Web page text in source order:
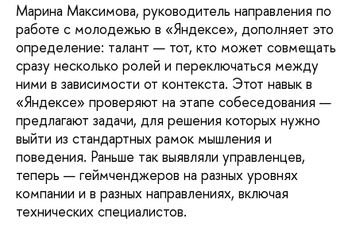
Марина Максимова, руководитель направления по
работе с молодежью в «Яндексе», дополняет это
определение: талант — тот, кто может совмещать
сразу несколько ролей и переключаться между
ними в зависимости от контекста. Этот навык в
«Яндексе» проверяют на этапе собеседования —
предлагают задачи, для решения которых нужно
выйти из стандартных рамок мышления и
поведения. Раньше так выявляли управленцев,
теперь — геймченджеров на разных уровнях
компании и в разных направлениях, включая
технических специалистов.